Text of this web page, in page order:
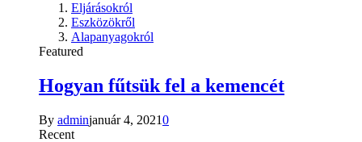
Eljárásokról
Eszközökről
Alapanyagokról
Featured
Hogyan fűtsük fel a kemencét
By adminjanuár 4, 20210
Recent